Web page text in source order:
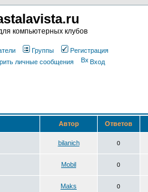
компьютерных клубов
Группы
Регистрация
личные сообщения Вход
Автор Ответов
bilanich 0
Mobil 0
Maks 0